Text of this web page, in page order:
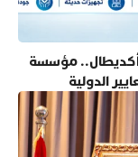
أكديطال.. مؤسسة
الدولية